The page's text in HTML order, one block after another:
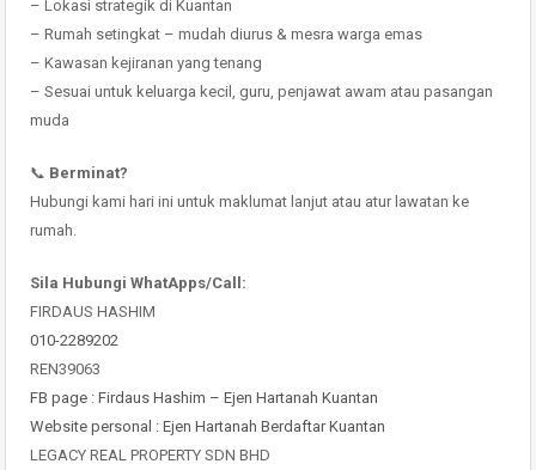
– Lokasi strategik di Kuantan
– Rumah setingkat – mudah diurus & mesra warga emas
– Kawasan kejiranan yang tenang
– Sesuai untuk keluarga kecil, guru, penjawat awam atau pasangan
muda
📞 Berminat?
Hubungi kami hari ini untuk maklumat lanjut atau atur lawatan ke
rumah.
Sila Hubungi WhatApps/Call:
FIRDAUS HASHIM
010-2289202
REN39063
FB page : Firdaus Hashim – Ejen Hartanah Kuantan
Website personal : Ejen Hartanah Berdaftar Kuantan
LEGACY REAL PROPERTY SDN BHD